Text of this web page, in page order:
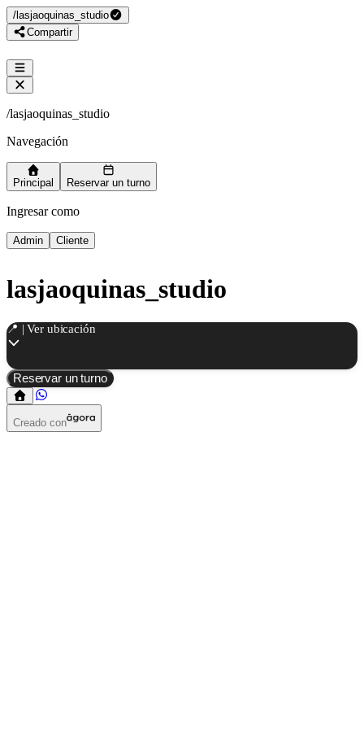
/ lasjaoquinas_studio
Compartir
/lasjaoquinas_studio
Navegación
Principal Reservar un turno
Ingresar como
Admin Cliente
lasjaoquinas_studio
📍 | Ver ubicación
Reservar un turno
Creado con